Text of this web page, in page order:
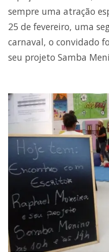
sempre uma atração
25 de fevereiro, uma
carnaval, o convidado
seu projeto Samba